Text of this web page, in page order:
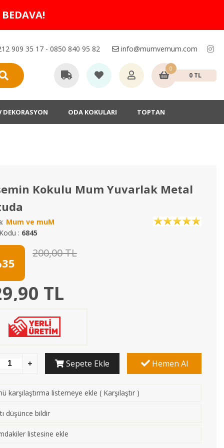
909 35 17 - 0850 840 95 82 info@mumvemum.com
0
0 TL
DEKORASYON ODA KOKULARI TOPTAN
Kokulu Mum Yuvarlak Metal
Mum ve muM
: 6845
200,00 TL
TL
Sepete Ekle Hemen Al
karşılaştırma listemeye ekle ( Karşılaştır )
düşünce bildir
listesine ekle